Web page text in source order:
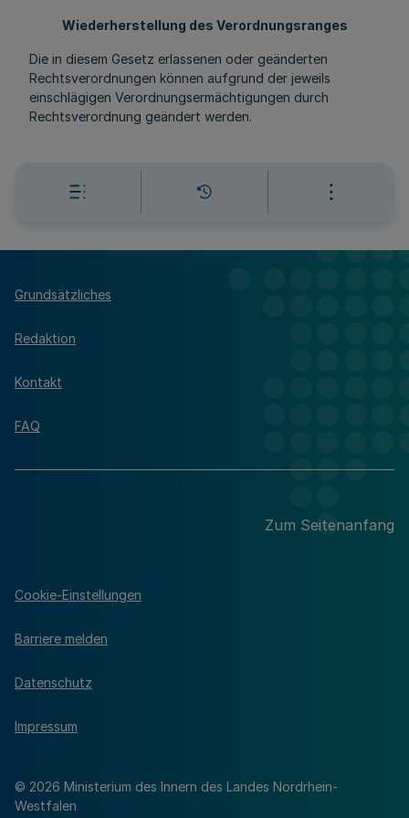
Wiederherstellung des Verordnungsranges
Die in diesem Gesetz erlassenen oder geänderten
Rechtsverordnungen können aufgrund der jeweils
einschlägigen Verordnungsermächtigungen durch
Rechtsverordnung geändert werden.
Grundsätzliches
Redaktion
Kontakt
FAQ
Zum Seitenanfang
© 2026 Ministerium des Innern des Landes Nordrhein-
Westfalen
Cookie-Einstellungen
Barriere melden
Datenschutz
Impressum